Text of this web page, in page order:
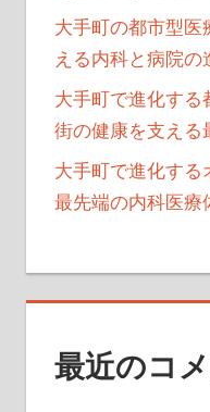
大手町の都市型
える内科と病院の
大手町で進化する
街の健康を支える
大手町で進化する
最先端の内科医療
最近のコ